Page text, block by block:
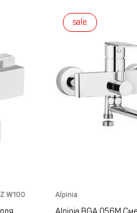
W100
sale
Alpinia